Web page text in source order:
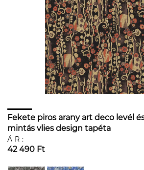
Fekete piros arany art deco levél
mintás vlies design tapéta
ÁR:
42 490 Ft